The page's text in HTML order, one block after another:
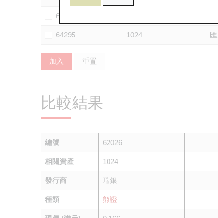
63551
64295 1024
加入 重置
比較結果
編號 62026
相關資產 1024
發行商 瑞銀
種類 熊證